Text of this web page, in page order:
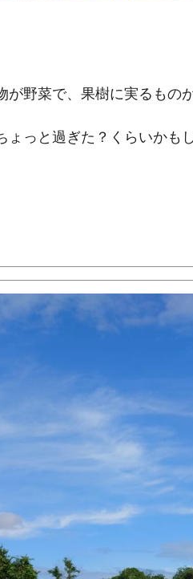
野菜で、果樹に実るものが
ょっと過ぎた？くらいかも